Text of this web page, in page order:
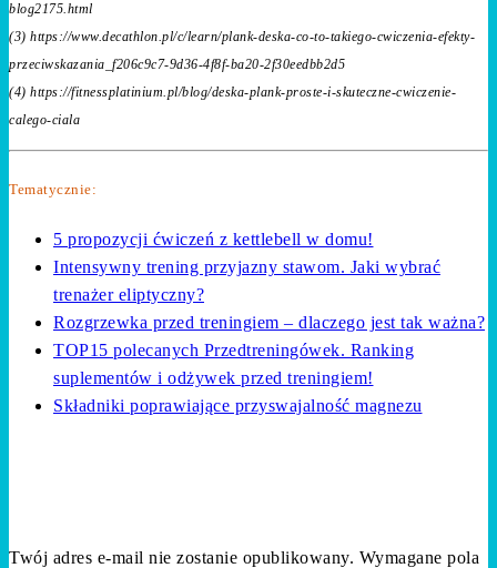
blog2175.html
(3) https://www.decathlon.pl/c/learn/plank-deska-co-to-takiego-cwiczenia-efekty-
przeciwskazania_f206c9c7-9d36-4f8f-ba20-2f30eedbb2d5
(4) https://fitnessplatinium.pl/blog/deska-plank-proste-i-skuteczne-cwiczenie-
calego-ciala
Tematycznie:
5 propozycji ćwiczeń z kettlebell w domu!
Intensywny trening przyjazny stawom. Jaki wybrać
trenażer eliptyczny?
Rozgrzewka przed treningiem – dlaczego jest tak ważna?
TOP15 polecanych Przedtreningówek. Ranking
suplementów i odżywek przed treningiem!
Składniki poprawiające przyswajalność magnezu
Twój adres e-mail nie zostanie opublikowany. Wymagane pola